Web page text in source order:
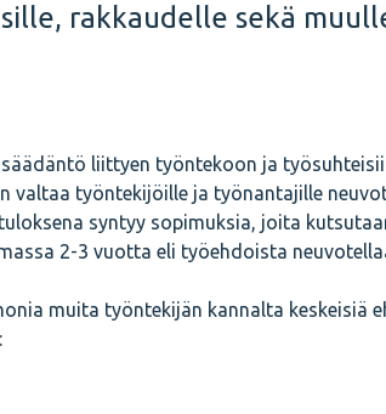
rakkaudelle sekä
liittyen työntekoon ja
valtaa työntekijöille ja työnantajille
syntyy sopimuksia, joita
2-3 vuotta eli työehdoista
muita työntekijän kannalta keskeisiä